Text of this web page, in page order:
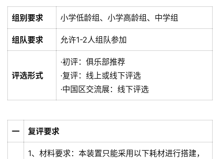
首
关
大
组别要求 小学低龄组、小学高龄组、中学组
组队要求 允许1-2人组队参加
评选形式
·初评：俱乐部推荐
·复评：线上或线下评选
·中国区交流展：线下评选
一 复评要求
1、材料要求：本装置只能采用以下耗材进行搭建，